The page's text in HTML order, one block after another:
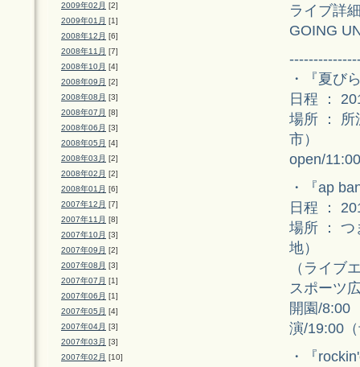
2009年02月 [2]
2009年01月 [1]
2008年12月 [6]
2008年11月 [7]
2008年10月 [4]
2008年09月 [2]
2008年08月 [3]
2008年07月 [8]
2008年06月 [3]
2008年05月 [4]
2008年03月 [2]
2008年02月 [2]
2008年01月 [6]
2007年12月 [7]
2007年11月 [8]
2007年10月 [3]
2007年09月 [2]
2007年08月 [3]
2007年07月 [1]
2007年06月 [1]
2007年05月 [4]
2007年04月 [3]
2007年03月 [3]
2007年02月 [10]
ライブ詳
GOING
・『夏び
日程 ：
場所 ：
市）
open/
・『ap
日程 ：
場所 ：
地）
（ライブ
スポー
開園/
演/19:00
・『